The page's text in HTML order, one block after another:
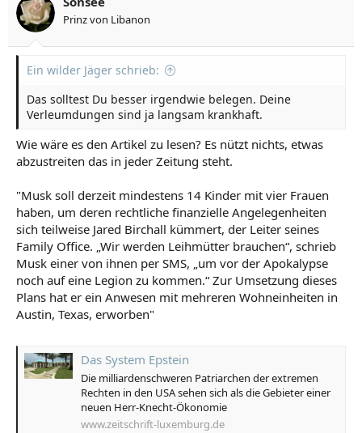
Prinz von Libanon
Ein wilder Jäger schrieb:
Das solltest Du besser irgendwie belegen. Deine
Verleumdungen sind ja langsam krankhaft.
Wie wäre es den Artikel zu lesen? Es nützt nichts, etwas
abzustreiten das in jeder Zeitung steht.
"Musk soll derzeit mindestens 14 Kinder mit vier Frauen
haben, um deren rechtliche finanzielle Angelegenheiten
sich teilweise Jared Birchall kümmert, der Leiter seines
Family Office. „Wir werden Leihmütter brauchen“, schrieb
Musk einer von ihnen per SMS, „um vor der Apokalypse
noch auf eine Legion zu kommen.“ Zur Umsetzung dieses
Plans hat er ein Anwesen mit mehreren Wohneinheiten in
Austin, Texas, erworben"
Das System Epstein
Die milliardenschweren Patriarchen der extremen
Rechten in den USA sehen sich als die Gebieter einer
neuen Herr-Knecht-Ökonomie
www.zeitschrift-luxemburg.de